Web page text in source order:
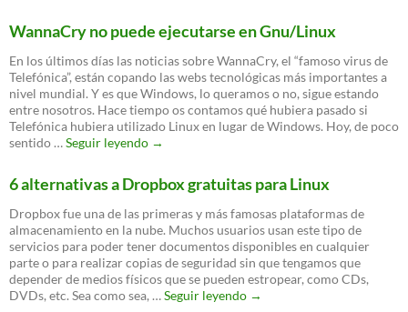
2016
WannaCry no puede ejecutarse en Gnu/Linux
En los últimos días las noticias sobre WannaCry, el “famoso virus de
Telefónica”, están copando las webs tecnológicas más importantes a
nivel mundial. Y es que Windows, lo queramos o no, sigue estando
entre nosotros. Hace tiempo os contamos qué hubiera pasado si
Telefónica hubiera utilizado Linux en lugar de Windows. Hoy, de poco
sentido …Seguir leyendo WannaCry
ejecutarse
en
Gnu/Linux
→
6 alternativas a Dropbox gratuitas para Linux
Dropbox fue una de las primeras y más famosas plataformas de
almacenamiento en la nube. Muchos usuarios usan este tipo de
servicios para poder tener documentos disponibles en cualquier
parte o para realizar copias de seguridad sin que tengamos que
depender de medios físicos que se pueden estropear, como CDs,
DVDs, etc. Sea como sea, …Seguir leyendo 6
→